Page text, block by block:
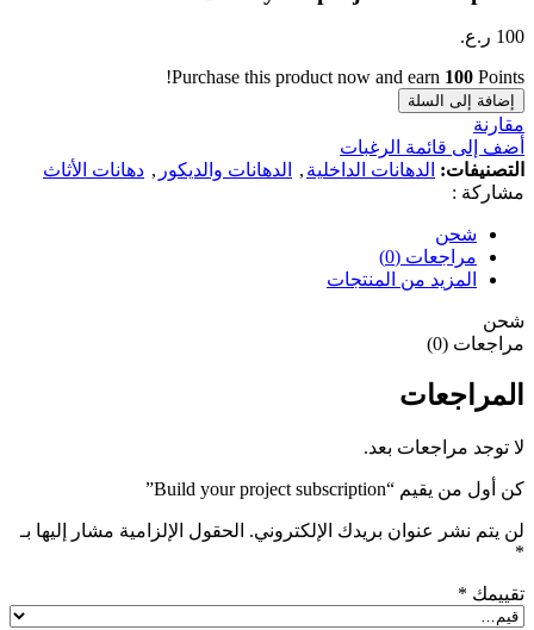
100 ر.ع.
Purchase this product now and earn 100 Points!
إضافة إلى السلة
مقارنة
أضف إلى قائمة الرغبات
التصنيفات: الدهانات الداخلية , الدهانات والديكور , دهانات الأثاث
مشاركة :
شحن
مراجعات (0)
المزيد من المنتجات
شحن
مراجعات (0)
المراجعات
لا توجد مراجعات بعد.
كن أول من يقيم “Build your project subscription”
لن يتم نشر عنوان بريدك الإلكتروني. الحقول الإلزامية مشار إليها بـ
*
تقييمك *